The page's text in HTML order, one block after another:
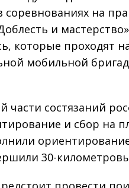
соревнованиях на
и
которые проходят
мобильной
части состязаний
и сбор на
30-